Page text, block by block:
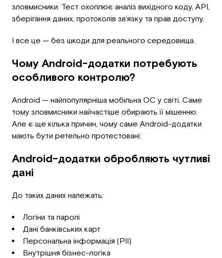
зловмисники. Тест охоплює аналіз вихідного коду, API,
зберігання даних, протоколів зв’язку та прав доступу.
І все це — без шкоди для реального середовища.
Чому Android-додатки потребують
особливого контролю?
Android — найпопулярніша мобільна ОС у світі. Саме
тому зловмисники найчастіше обирають її мішенню.
Але є ще кілька причин, чому саме Android-додатки
мають бути ретельно протестовані:
Android-додатки обробляють чутливі
дані
До таких даних належать:
Логіни та паролі
Дані банківських карт
Персональна інформація (PII)
Внутрішня бізнес-логіка